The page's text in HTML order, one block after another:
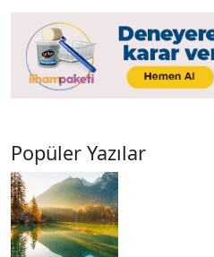
Popüler Yazılar